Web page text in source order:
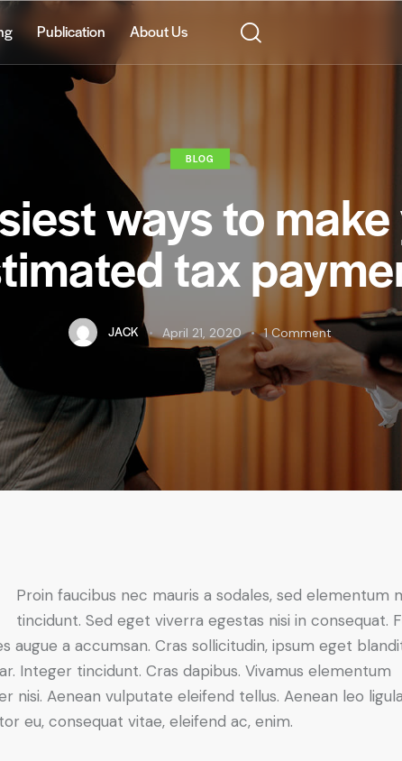
Publication About Us
BLOG
ways to
tax
JACK April 21, 2020 1 Comment
Proin faucibus nec mauris a sodales, sed elementum
tincidunt. Sed eget viverra egestas nisi in consequat.
augue a accumsan. Cras sollicitudin, ipsum eget
Integer tincidunt. Cras dapibus. Vivamus elementum
nisi. Aenean vulputate eleifend tellus. Aenean leo
eu, consequat vitae, eleifend ac, enim.